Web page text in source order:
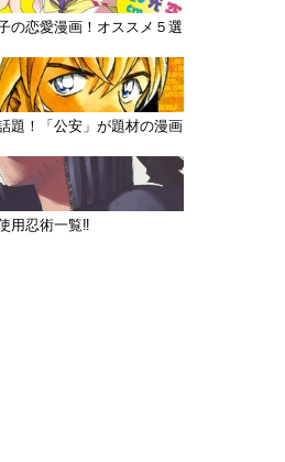
の恋愛漫画！オススメ５選
題！「公安」が題材の漫画
用忍術一覧‼